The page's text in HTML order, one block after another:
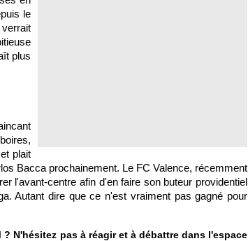
le
plus
plait
Bacca prochainement. Le FC Valence, récemment
l'avant-centre afin d'en faire son buteur providentiel
Autant dire que ce n'est vraiment pas gagné pour
N'hésitez pas à réagir et à débattre dans l'espace